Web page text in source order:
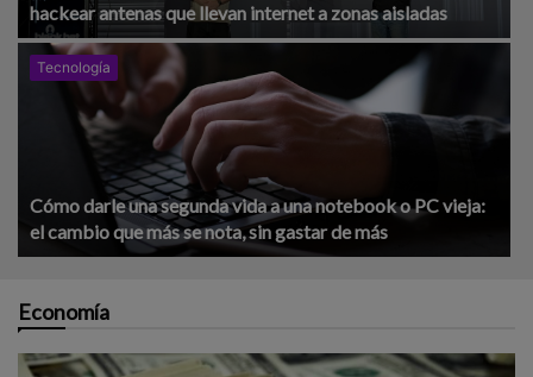
hackear antenas que llevan internet a zonas aisladas
Tecnología
Cómo darle una segunda vida a una notebook o PC vieja:
el cambio que más se nota, sin gastar de más
Economía